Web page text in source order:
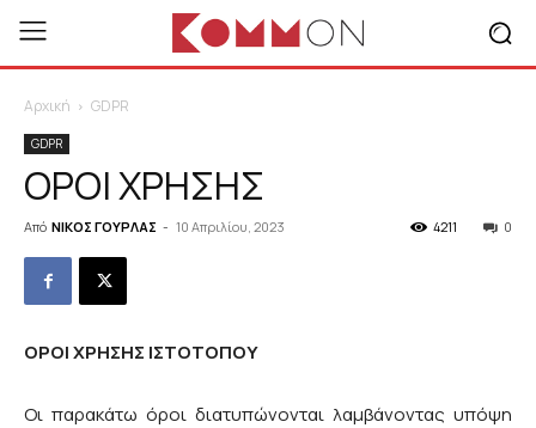
Αρχική GDPR
GDPR
ΟΡΟΙ ΧΡΗΣΗΣ
Από ΝΙΚΟΣ ΓΟΥΡΛΑΣ - 10 Απριλίου, 2023 0
4211
ΟΡΟΙ ΧΡΗΣΗΣ ΙΣΤΟΤΟΠΟΥ
Οι παρακάτω όροι διατυπώνονται λαμβάνοντας υπόψη